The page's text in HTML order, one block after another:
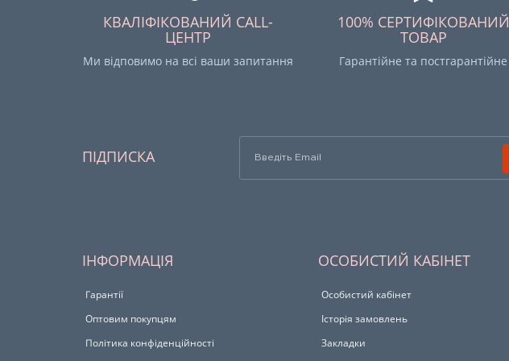
КВАЛІФІКОВАНИЙ CALL-
ЦЕНТР
Ми відповимо на всі ваши запитання
100% СЕРТИФІКОВАНИЙ
ТОВАР
Гарантійне та постгарантійне
ПІДПИСКА
ІНФОРМАЦІЯ
Гарантії
Оптовим покупцям
Політика конфіденційності
ОСОБИСТИЙ КАБІНЕТ
Особистий кабінет
Історія замовлень
Закладки